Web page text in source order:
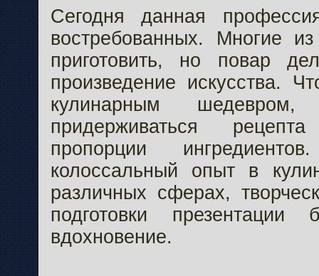
Сегодня данная
востребованных. Многие
приготовить, но повар
произведение искусства.
кулинарным
придерживаться
пропорции
колоссальный опыт в
различных сферах,
подготовки
вдохновение.